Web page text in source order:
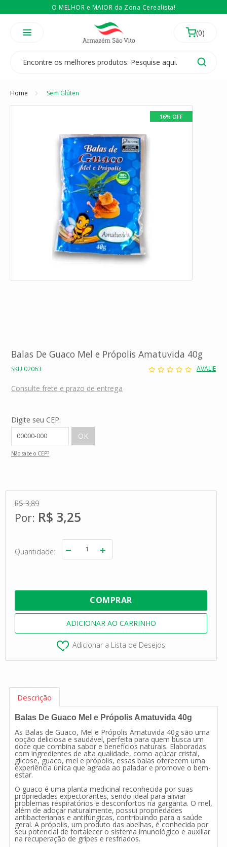
O MELHOR e MAIOR da Zona Cerealista!
Temos 3 lojas físicas na Zona Cerealista de São Paulo!
É revendedor? EntãoCompre no atacado
Home Sem Glúten
16% OFF
Balas De Guaco Mel e Própolis Amatuvida 40g
SKU 02063 AVALIE
Consulte frete e prazo de entrega
Digite seu CEP:
Não sabe o CEP?
R$ 3,89
R$ 3,25
Quantidade
Adicionar a Lista de Desejos
Descrição
Balas De Guaco Mel e Própolis Amatuvida 40g
As Balas de Guaco, Mel e Própolis Amatuvida 40g são uma
opção deliciosa e saudável, perfeita para quem busca um
doce que combina sabor e benefícios naturais. Elaboradas
com ingredientes de alta qualidade, como açúcar cristal,
glicose, guaco, mel e própolis, essas balas oferecem uma
experiência única que agrada ao paladar e promove o bem-
estar.
O guaco é uma planta medicinal reconhecida por suas
propriedades expectorantes, sendo ideal para aliviar
problemas respiratórios e desconfortos na garganta. O mel,
além de adoçar naturalmente, possui propriedades
antibacterianas e antifúngicas, contribuindo para a saúde
geral. A própolis, um produto das abelhas, é conhecida por
seu potencial de fortalecer o sistema imunológico e auxiliar
na recuperação de gripes e resfriados.